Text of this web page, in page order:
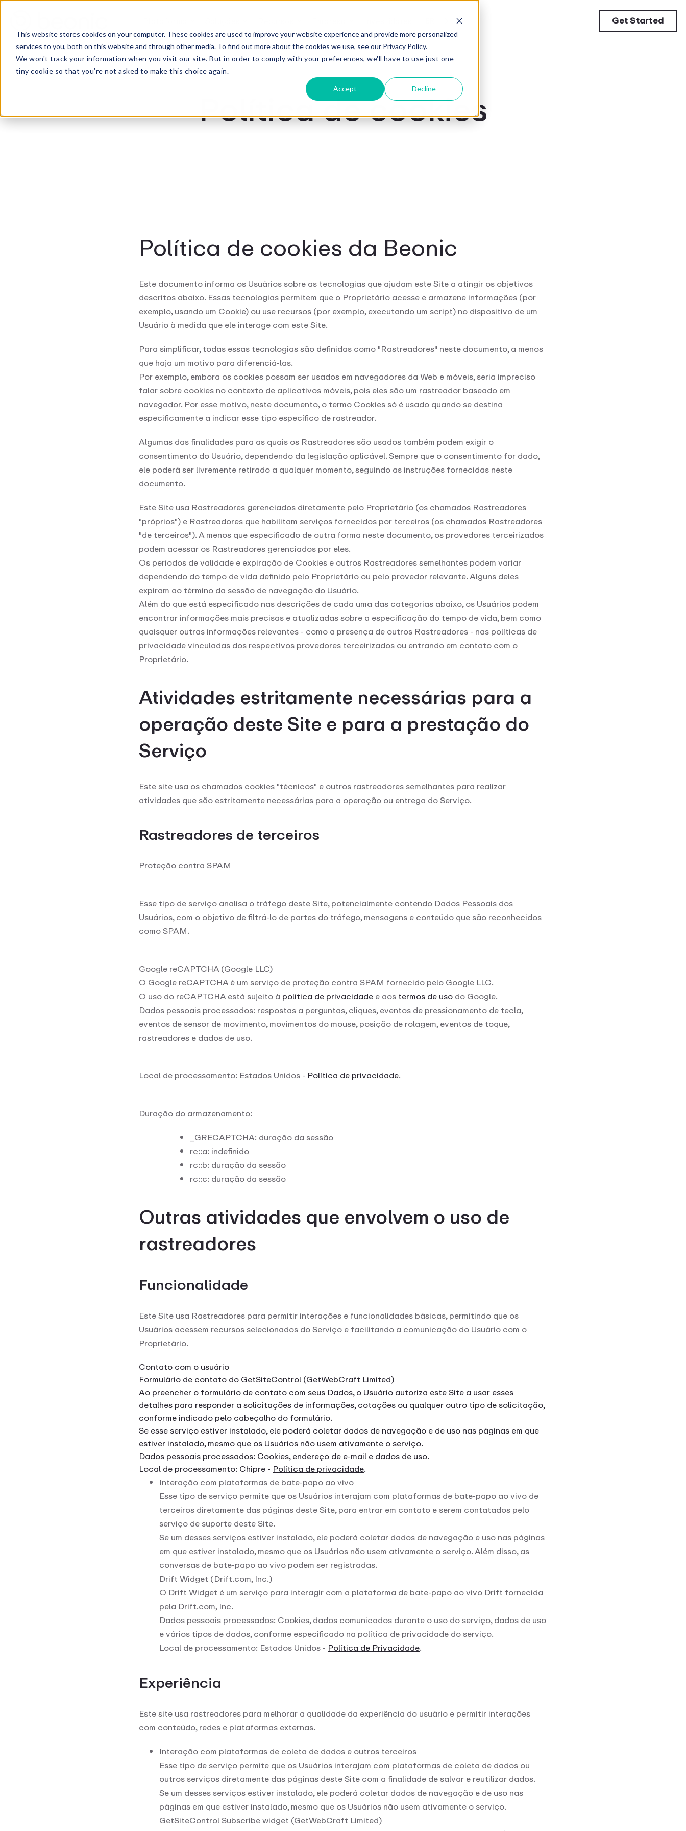
This website stores cookies on your computer. These cookies are used to improve your website experience and provide more personalized
services to you, both on this website and through other media. To find out more about the cookies we use, see our Privacy Policy.
We won't track your information when you visit our site. But in order to comply with your preferences, we'll have to use just one
tiny cookie so that you're not asked to make this choice again.
Accept Decline
Get Started
Política de cookies
Política de cookies da Beonic
Este documento informa os Usuários sobre as tecnologias que ajudam este Site a atingir os objetivos
descritos abaixo. Essas tecnologias permitem que o Proprietário acesse e armazene informações (por
exemplo, usando um Cookie) ou use recursos (por exemplo, executando um script) no dispositivo de um
Usuário à medida que ele interage com este Site.
Para simplificar, todas essas tecnologias são definidas como "Rastreadores" neste documento, a menos
que haja um motivo para diferenciá-las.
Por exemplo, embora os cookies possam ser usados em navegadores da Web e móveis, seria impreciso
falar sobre cookies no contexto de aplicativos móveis, pois eles são um rastreador baseado em
navegador. Por esse motivo, neste documento, o termo Cookies só é usado quando se destina
especificamente a indicar esse tipo específico de rastreador.
Algumas das finalidades para as quais os Rastreadores são usados também podem exigir o
consentimento do Usuário, dependendo da legislação aplicável. Sempre que o consentimento for dado,
ele poderá ser livremente retirado a qualquer momento, seguindo as instruções fornecidas neste
documento.
Este Site usa Rastreadores gerenciados diretamente pelo Proprietário (os chamados Rastreadores
"próprios") e Rastreadores que habilitam serviços fornecidos por terceiros (os chamados Rastreadores
"de terceiros"). A menos que especificado de outra forma neste documento, os provedores terceirizados
podem acessar os Rastreadores gerenciados por eles.
Os períodos de validade e expiração de Cookies e outros Rastreadores semelhantes podem variar
dependendo do tempo de vida definido pelo Proprietário ou pelo provedor relevante. Alguns deles
expiram ao término da sessão de navegação do Usuário.
Além do que está especificado nas descrições de cada uma das categorias abaixo, os Usuários podem
encontrar informações mais precisas e atualizadas sobre a especificação do tempo de vida, bem como
quaisquer outras informações relevantes - como a presença de outros Rastreadores - nas políticas de
privacidade vinculadas dos respectivos provedores terceirizados ou entrando em contato com o
Proprietário.
Atividades estritamente necessárias para a
operação deste Site e para a prestação do
Serviço
Este site usa os chamados cookies "técnicos" e outros rastreadores semelhantes para realizar
atividades que são estritamente necessárias para a operação ou entrega do Serviço.
Rastreadores de terceiros
Proteção contra SPAM
Esse tipo de serviço analisa o tráfego deste Site, potencialmente contendo Dados Pessoais dos
Usuários, com o objetivo de filtrá-lo de partes do tráfego, mensagens e conteúdo que são reconhecidos
como SPAM.
Google reCAPTCHA (Google LLC)
O Google reCAPTCHA é um serviço de proteção contra SPAM fornecido pelo Google LLC.
O uso do reCAPTCHA está sujeito à política de privacidadee aostermos de usodo Google.
Dados pessoais processados: respostas a perguntas, cliques, eventos de pressionamento de tecla,
eventos de sensor de movimento, movimentos do mouse, posição de rolagem, eventos de toque,
rastreadores e dados de uso.
Local de processamento: Estados Unidos -Política de privacidade.
Duração do armazenamento:
_GRECAPTCHA: duração da sessão
rc::a: indefinido
rc::b: duração da sessão
rc::c: duração da sessão
Outras atividades que envolvem o uso de
rastreadores
Funcionalidade
Este Site usa Rastreadores para permitir interações e funcionalidades básicas, permitindo que os
Usuários acessem recursos selecionados do Serviço e facilitando a comunicação do Usuário com o
Proprietário.
Contato com o usuário
Formulário de contato do GetSiteControl (GetWebCraft Limited)
Ao preencher o formulário de contato com seus Dados, o Usuário autoriza este Site a usar esses
detalhes para responder a solicitações de informações, cotações ou qualquer outro tipo de solicitação,
conforme indicado pelo cabeçalho do formulário.
Se esse serviço estiver instalado, ele poderá coletar dados de navegação e de uso nas páginas em que
estiver instalado, mesmo que os Usuários não usem ativamente o serviço.
Dados pessoais processados: Cookies, endereço de e-mail e dados de uso.
Local de processamento: Chipre -Política de privacidade.
Interação com plataformas de bate-papo ao vivo
Esse tipo de serviço permite que os Usuários interajam com plataformas de bate-papo ao vivo de
terceiros diretamente das páginas deste Site, para entrar em contato e serem contatados pelo
serviço de suporte deste Site.
Se um desses serviços estiver instalado, ele poderá coletar dados de navegação e uso nas páginas
em que estiver instalado, mesmo que os Usuários não usem ativamente o serviço. Além disso, as
conversas de bate-papo ao vivo podem ser registradas.
Drift Widget (Drift.com, Inc.)
O Drift Widget é um serviço para interagir com a plataforma de bate-papo ao vivo Drift fornecida
pela Drift.com, Inc.
Dados pessoais processados: Cookies, dados comunicados durante o uso do serviço, dados de uso
e vários tipos de dados, conforme especificado na política de privacidade do serviço.
Local de processamento: Estados Unidos -Política de Privacidade.
Experiência
Este site usa rastreadores para melhorar a qualidade da experiência do usuário e permitir interações
com conteúdo, redes e plataformas externas.
Interação com plataformas de coleta de dados e outros terceiros
Esse tipo de serviço permite que os Usuários interajam com plataformas de coleta de dados ou
outros serviços diretamente das páginas deste Site com a finalidade de salvar e reutilizar dados.
Se um desses serviços estiver instalado, ele poderá coletar dados de navegação e de uso nas
páginas em que estiver instalado, mesmo que os Usuários não usem ativamente o serviço.
GetSiteControl Subscribe widget (GetWebCraft Limited)